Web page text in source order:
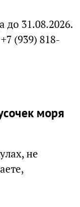
до 31.08.2026.
(939) 818-
моря
не